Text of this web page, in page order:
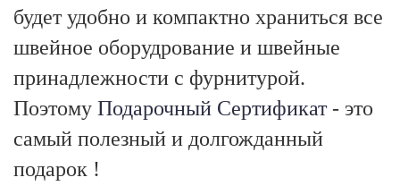
будет удобно и компактно храниться все
швейное оборудрование и швейные
принадлежности с фурнитурой.
Поэтому Подарочный Сертификат- это
самый полезный и долгожданный
подарок !